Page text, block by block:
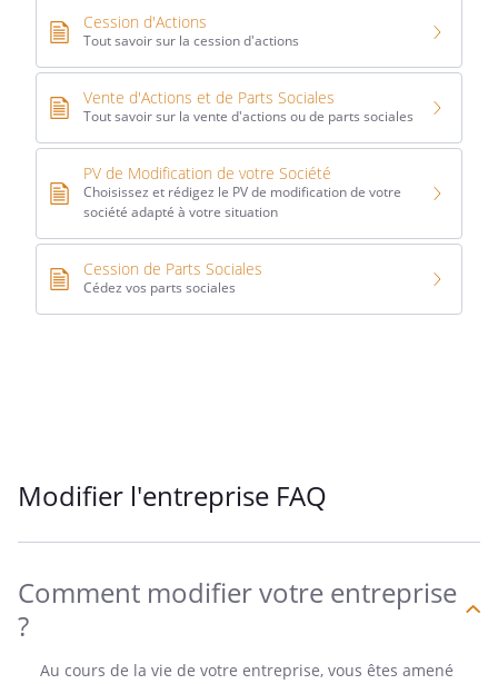
Cession d'Actions
Tout savoir sur la cession d'actions
Vente d'Actions et de Parts Sociales
Tout savoir sur la vente d'actions ou de parts sociales
PV de Modification de votre Société
Choisissez et rédigez le PV de modification de votre
société adapté à votre situation
Cession de Parts Sociales
Cédez vos parts sociales
Modifier l'entreprise FAQ
Comment modifier votre entreprise
?
Au cours de la vie de votre entreprise, vous êtes amené